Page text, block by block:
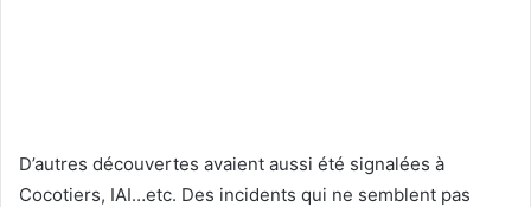
D’autres découvertes avaient aussi été signalées à
Cocotiers, IAI…etc. Des incidents qui ne semblent pas